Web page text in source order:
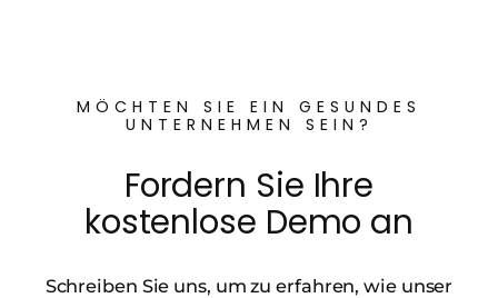
MÖCHTEN SIE EIN GESUNDES
UNTERNEHMEN SEIN?
Fordern Sie Ihre
kostenlose Demo an
Schreiben Sie uns, um zu erfahren, wie unser